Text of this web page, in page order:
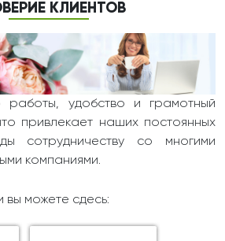
КЛИЕНТОВ
работы, удобство и грамотный
привлекает наших постоянных
сотрудничеству со многими
компаниями.
вы можете сдесь: